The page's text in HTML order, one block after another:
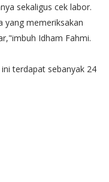
sekaligus cek labor.
yang memeriksakan
Idham Fahmi.
terdapat sebanyak 24